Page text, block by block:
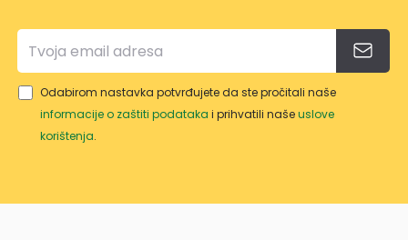
Odabirom nastavka potvrđujete da ste pročitali naše
informacije o zaštiti podataka i prihvatili našeuslove
korištenja.